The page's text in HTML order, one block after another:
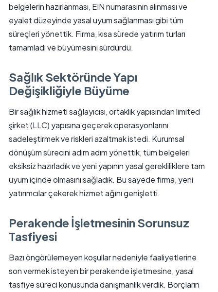
belgelerin hazırlanması, EIN numarasının alınması ve
eyalet düzeyinde yasal uyum sağlanması gibi tüm
süreçleri yönettik. Firma, kısa sürede yatırım turları
tamamladı ve büyümesini sürdürdü.
Sağlık Sektöründe Yapı
Değişikliğiyle Büyüme
Bir sağlık hizmeti sağlayıcısı, ortaklık yapısından limited
şirket (LLC) yapısına geçerek operasyonlarını
sadeleştirmek ve riskleri azaltmak istedi. Kurumsal
dönüşüm sürecini adım adım yönettik, tüm belgeleri
eksiksiz hazırladık ve yeni yapının yasal gerekliliklere tam
uyum içinde olmasını sağladık. Bu sayede firma, yeni
yatırımcılar çekerek hizmet ağını genişletti.
Perakende İşletmesinin Sorunsuz
Tasfiyesi
Bazı öngörülemeyen koşullar nedeniyle faaliyetlerine
son vermek isteyen bir perakende işletmesine, yasal
tasfiye süreci konusunda danışmanlık verdik. Borçların